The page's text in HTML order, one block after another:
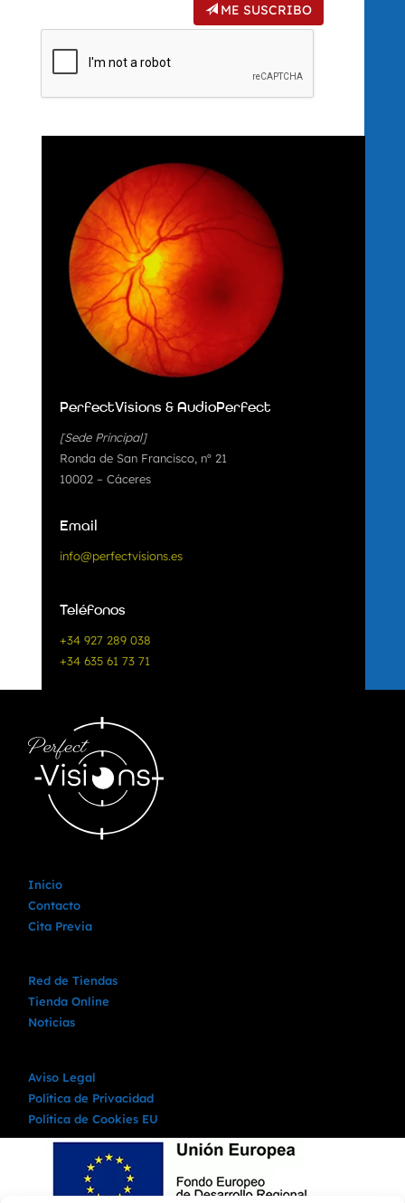
ME SUSCRIBO
PerfectVisions & AudioPerfect
[Sede Principal]
Ronda de San Francisco, nº 21
10002 – Cáceres
Email
info@perfectvisions.es
Teléfonos
+34 927 289 038
+34 635 61 73 71
Inicio
Contacto
Cita Previa
Red de Tiendas
Tienda Online
Noticias
Aviso Legal
Política de Privacidad
Política de Cookies EU